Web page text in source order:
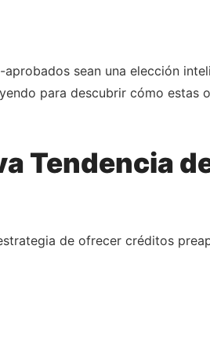
sean una elección
para descubrir cómo estas
Tendencia
de ofrecer créditos